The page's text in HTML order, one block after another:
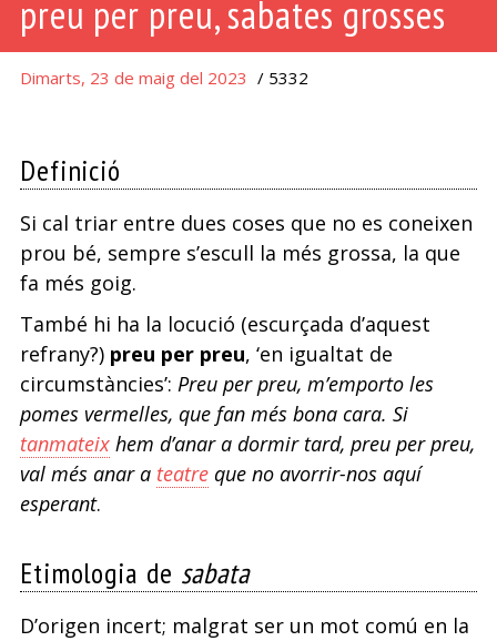
preu per preu, sabates grosses
Dimarts, 23 de maig del 2023 / 5332
Definició
Si cal triar entre dues coses que no es coneixen
prou bé, sempre s’escull la més grossa, la que
fa més goig.
També hi ha la locució (escurçada d’aquest
refrany?) preu per preu, ‘en igualtat de
circumstàncies’: Preu per preu, m’emporto les
pomes vermelles, que fan més bona cara. Si
tanmateixhem d’anar a dormir tard, preu per preu,
val més anar a teatreque no avorrir-nos aquí
esperant.
Etimologia de sabata
D’origen incert; malgrat ser un mot comú en la
la
mà
sàpiga
el
que
fa
la
mà
dreta